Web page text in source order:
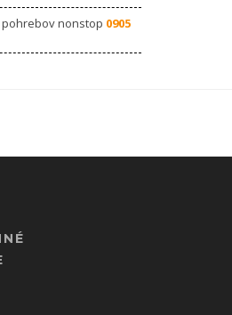
nonstop 0905